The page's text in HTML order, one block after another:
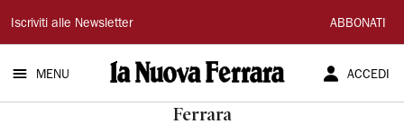
La
Nuova
Ferrara
Iscriviti alle Newsletter ABBONATI
MENU ACCEDI
Ferrara